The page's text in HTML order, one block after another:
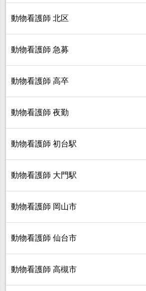
動物看護師 北区
動物看護師 急募
動物看護師 高卒
動物看護師 夜勤
動物看護師 初台駅
動物看護師 大門駅
動物看護師 岡山市
動物看護師 仙台市
動物看護師 高槻市